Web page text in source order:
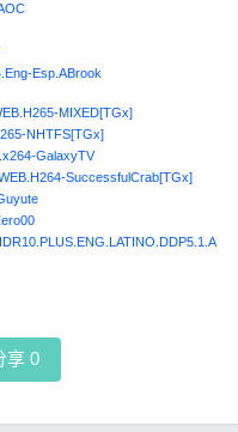
Esp.ABrook
MIXED[TGx]
NHTFS[TGx]
GalaxyTV
SuccessfulCrab[TGx]
享 0